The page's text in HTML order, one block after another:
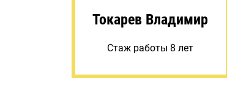
Токарев Владимир
Стаж работы 8 лет